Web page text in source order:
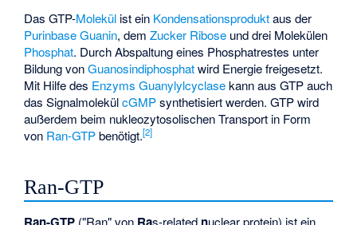
Das GTP-Molekül ist ein Kondensationsproduktaus der
Purinbase Guanin, demZucker Ribose und drei Molekülen
Phosphat. Durch Abspaltung eines Phosphatrestes unter
Bildung vonGuanosindiphosphatwird Energie freigesetzt.
Mit Hilfe des Enzyms Guanylylcyclasekann aus GTP auch
das SignalmolekülcGMPsynthetisiert werden. GTP wird
außerdem beim nukleozytosolischen Transport in Form
von Ran-GTPbenötigt.[2]
Ran-GTP
Ran-GTP ("Ran" von Ras-related nuclear protein) ist ein